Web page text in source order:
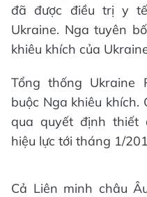
đã được điều trị y
Ukraine. Nga tuyên
khiêu khích của
Tổng thống Ukraine
buộc Nga khiêu khích.
qua quyết định thiết
hiệu lực tới tháng 1/
Cả Liên minh châu